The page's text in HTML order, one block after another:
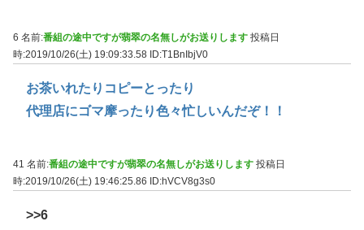
6 名前:番組の途中ですが翡翠の名無しがお送りします 投稿日
時:2019/10/26(土) 19:09:33.58 ID:T1BnIbjV0
お茶いれたりコピーとったり
代理店にゴマ摩ったり色々忙しいんだぞ！！
41 名前:番組の途中ですが翡翠の名無しがお送りします 投稿日
時:2019/10/26(土) 19:46:25.86
ID:hVCV8g3s0
>>6